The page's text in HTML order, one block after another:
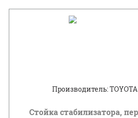
Производитель:
Стойка стабилизатора,